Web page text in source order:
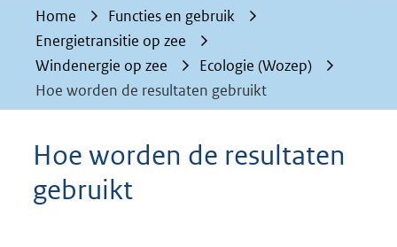
Home
Functies en gebruik
Energietransitie op zee
Windenergie op zee
Ecologie (Wozep)
Hoe worden de resultaten gebruikt
Hoe worden de resultaten
gebruikt